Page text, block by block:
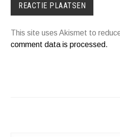
This site uses Akismet to
comment data is processed.